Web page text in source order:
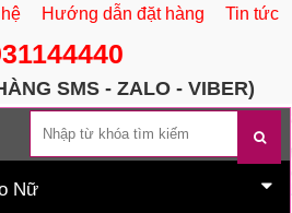
Hướng dẫn đặt hàng Tin tức
SMS - ZALO - VIBER)
Nữ